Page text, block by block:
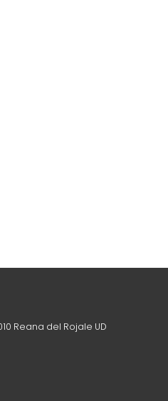
Reana del Rojale UD